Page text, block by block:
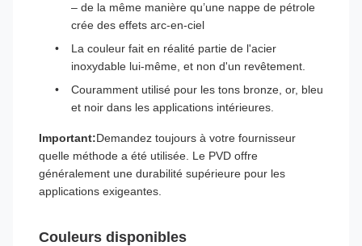
– de la même manière qu’une nappe de pétrole
crée des effets arc-en-ciel
La couleur fait en réalité partie de l'acier
inoxydable lui-même, et non d'un revêtement.
Couramment utilisé pour les tons bronze, or, bleu
et noir dans les applications intérieures.
Important:Demandez toujours à votre fournisseur
quelle méthode a été utilisée. Le PVD offre
généralement une durabilité supérieure pour les
applications exigeantes.
Couleurs disponibles